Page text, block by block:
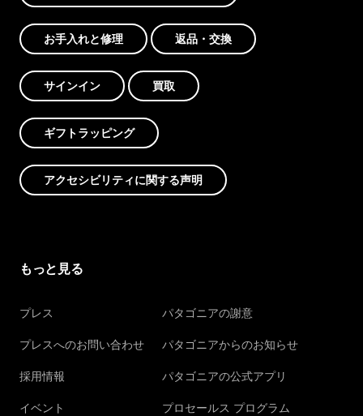
お手入れと修理 返品・交換
サインイン 買取
ギフトラッピング
アクセシビリティに関する声明
もっと見る
プレス
プレスへのお問い合わせ
採用情報
イベント
パタゴニアの謝意
パタゴニアからのお知らせ
パタゴニアの公式アプリ
プロセールス プログラム